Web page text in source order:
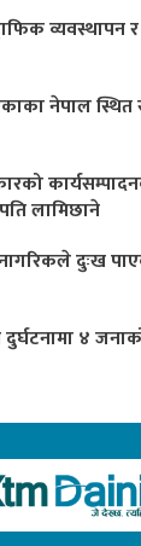
व्यवस्थापन
नेपाल
लामिछाने
नागरिकले दुःख
दुर्घटनामा ४